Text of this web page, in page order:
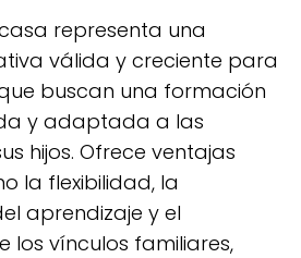
representa una
válida y creciente para
buscan una formación
y adaptada a las
hijos. Ofrece ventajas
la flexibilidad, la
aprendizaje y el
los vínculos familiares,